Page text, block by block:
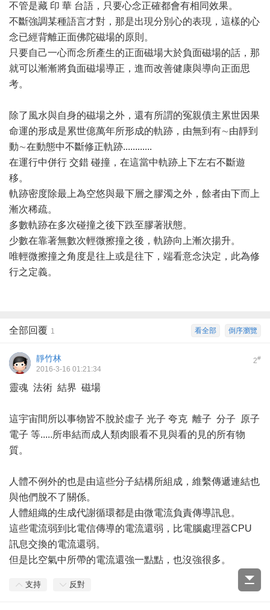
不管是藏 印 華 台語，只要心念正確都會有相同效果。
不斷強調某種語言才對，那是出現分別心的表現，這樣的心
念已經背離正面佛陀磁場的原則。
只要自己一心而念所產生的正面磁場大於負面磁場的話，那
就可以漸漸將負面磁場導正，進而改善健康與導向正面思
考。
除了風水與自身的磁場之外，還有所謂的冤親債主累世因果
命運的形成是累世億萬年所形成的軌跡，由無到有∼由靜到
動∼在動態中不斷修正軌跡............
在運行中併行 交錯 碰撞，在這當中軌跡上下左右不斷遊
移。
軌跡密度除最上為空悠與最下層之膠濁之外，餘者由下而上
漸次稀疏。
多數軌跡在多次碰撞之後下跌至膠著狀態。
少數在靠著無數次輕微擦撞之後，軌跡向上漸次揚升。
唯輕微擦撞之角度是往上或是往下，端看意念決定，此為修
行之定義。
倒序瀏覽
看全部
全部回覆 1
2#
靜竹林
2016-3-16 01:21:34
靈魂 法術 結界 磁場
這宇宙間所以事物皆不脫於虛子 光子 夸克 離子 分子 原子
電子 等.....所串結而成人類肉眼看不見與看的見的所有物
質。
人體不例外的也是由這些分子結構所組成，維繫傳遞連結也
與他們脫不了關係。
人體組織的生成代謝循環都是由微電流負責傳導訊息。
這些電流弱到比電信傳導的電流還弱，比電腦處理器CPU
訊息交換的電流還弱。
但是比空氣中所帶的電流還強一點點，也沒強很多。
支持 反對